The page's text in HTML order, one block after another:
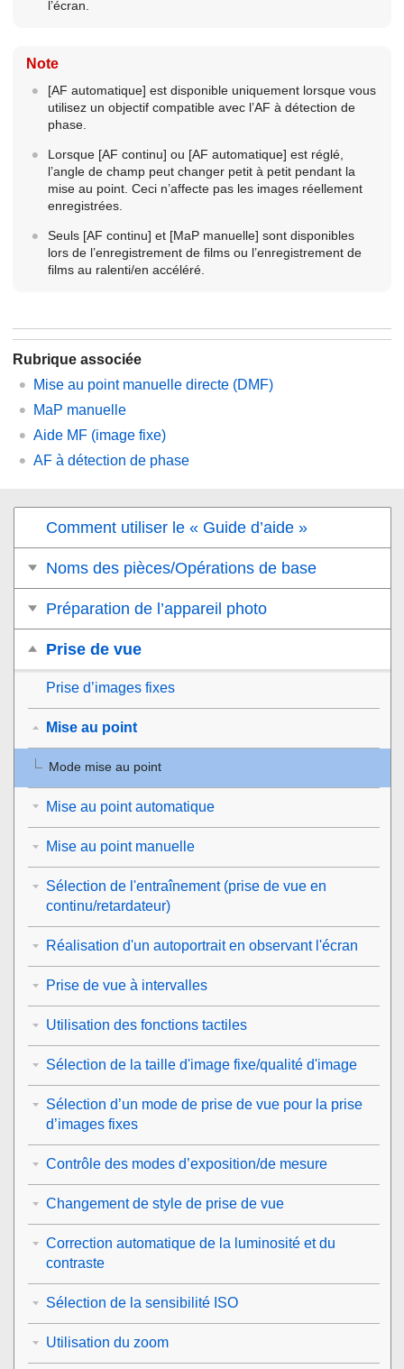
l’écran.
Note
[AF automatique] est disponible uniquement lorsque vous
utilisez un objectif compatible avec l’AF à détection de
phase.
Lorsque [AF continu] ou [AF automatique] est réglé,
l’angle de champ peut changer petit à petit pendant la
mise au point. Ceci n’affecte pas les images réellement
enregistrées.
Seuls [AF continu] et [MaP manuelle] sont disponibles
lors de l’enregistrement de films ou l’enregistrement de
films au ralenti/en accéléré.
Rubrique associée
Mise au point manuelle directe (DMF)
MaP manuelle
Aide MF (image fixe)
AF à détection de phase
Comment utiliser le « Guide d’aide »
Noms des pièces/Opérations de base
Préparation de l’appareil photo
Prise de vue
Prise d’images fixes
Mise au point
Mode mise au point
Mise au point automatique
Mise au point manuelle
Sélection de l'entraînement (prise de vue en
continu/retardateur)
Réalisation d'un autoportrait en observant l'écran
Prise de vue à intervalles
Utilisation des fonctions tactiles
Sélection de la taille d'image fixe/qualité d'image
Sélection d’un mode de prise de vue pour la prise
d’images fixes
Contrôle des modes d’exposition/de mesure
Changement de style de prise de vue
Correction automatique de la luminosité et du
contraste
Sélection de la sensibilité ISO
Utilisation du zoom